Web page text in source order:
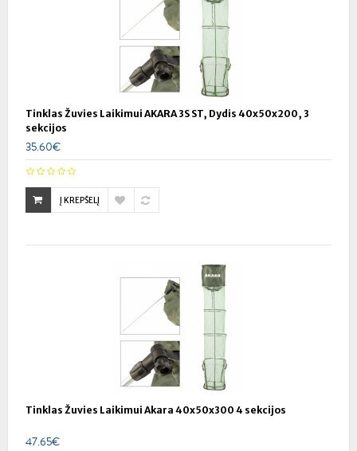
Tinklas Žuvies Laikimui AKARA 3S ST, Dydis 40x50x200, 3
sekcijos
35.60€
Į KREPŠELĮ
Tinklas Žuvies Laikimui Akara 40x50x300 4 sekcijos
47.65€